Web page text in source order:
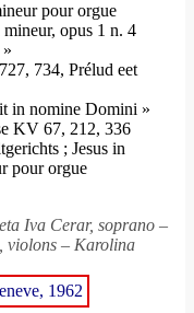
pour orgue
mineur, opus 1 n. 4
»
734, Prélud eet
in nomine Domini »
KV 67, 212, 336
; Jesus in
pour orgue
Iva Cerar, soprano –
violons – Karolina
1962